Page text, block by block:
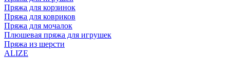
Пряжа для корзинок
Пряжа для ковриков
Пряжа для мочалок
Плюшевая пряжа для игрушек
Пряжа из шерсти
ALIZE